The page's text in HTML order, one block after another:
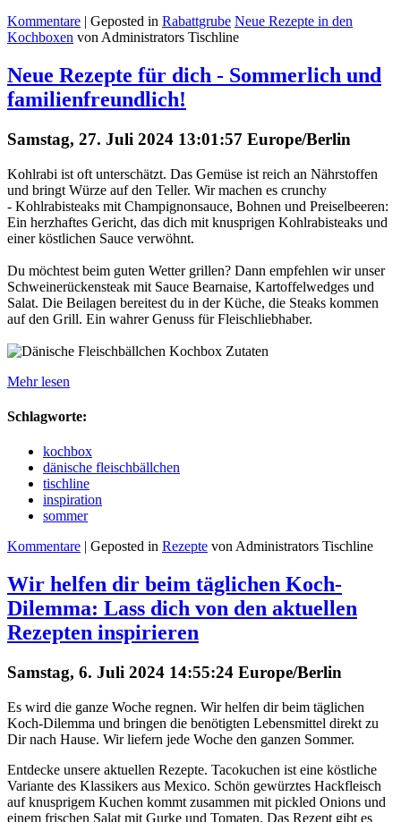
Kommentare | Geposted in Rabattgrube Neue Rezepte in den
Kochboxen von Administrators Tischline
Neue Rezepte für dich - Sommerlich und
familienfreundlich!
Samstag, 27. Juli 2024 13:01:57 Europe/Berlin
Kohlrabi ist oft unterschätzt. Das Gemüse ist reich an Nährstoffen
und bringt Würze auf den Teller. Wir machen es crunchy
- Kohlrabisteaks mit Champignonsauce, Bohnen und Preiselbeeren:
Ein herzhaftes Gericht, das dich mit knusprigen Kohlrabisteaks und
einer köstlichen Sauce verwöhnt.
Du möchtest beim guten Wetter grillen? Dann empfehlen wir unser
Schweinerückensteak mit Sauce Bearnaise, Kartoffelwedges und
Salat. Die Beilagen bereitest du in der Küche, die Steaks kommen
auf den Grill. Ein wahrer Genuss für Fleischliebhaber.
Mehr lesen
Schlagworte:
kochbox
dänische fleischbällchen
tischline
inspiration
sommer
Kommentare | Geposted in Rezepte von Administrators Tischline
Wir helfen dir beim täglichen Koch-
Dilemma: Lass dich von den aktuellen
Rezepten inspirieren
Samstag, 6. Juli 2024 14:55:24 Europe/Berlin
Es wird die ganze Woche regnen. Wir helfen dir beim täglichen
Koch-Dilemma und bringen die benötigten Lebensmittel direkt zu
Dir nach Hause. Wir liefern jede Woche den ganzen Sommer.
Entdecke unsere aktuellen Rezepte. Tacokuchen ist eine köstliche
Variante des Klassikers aus Mexico. Schön gewürztes Hackfleisch
auf knusprigem Kuchen kommt zusammen mit pickled Onions und
einem frischen Salat mit Gurke und Tomaten. Das Rezept gibt es